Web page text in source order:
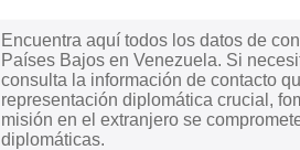
Encuentra aquí todos los datos de
Países Bajos en Venezuela. Si
consulta la información de contacto
representación diplomática crucial,
misión en el extranjero se
diplomáticas.